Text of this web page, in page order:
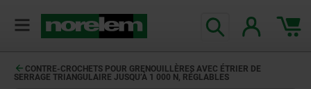
CONTRE-CROCHETS POUR GRENOUILLÈRES AVEC ÉTRIER DE
SERRAGE TRIANGULAIRE JUSQU’À 1 000 N, RÉGLABLES